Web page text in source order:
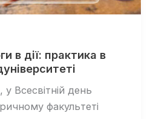
в дії: практика в
Всесвітній день
факультеті